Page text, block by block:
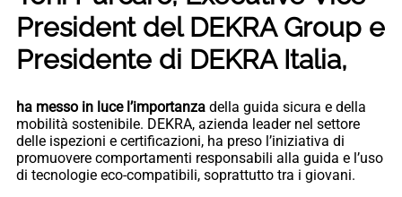
President del DEKRA Group e
Presidente di DEKRA Italia,
ha messo in luce l’importanza della guida sicura e della
mobilità sostenibile. DEKRA, azienda leader nel settore
delle ispezioni e certificazioni, ha preso l’iniziativa di
promuovere comportamenti responsabili alla guida e l’uso
di tecnologie eco-compatibili, soprattutto tra i giovani.